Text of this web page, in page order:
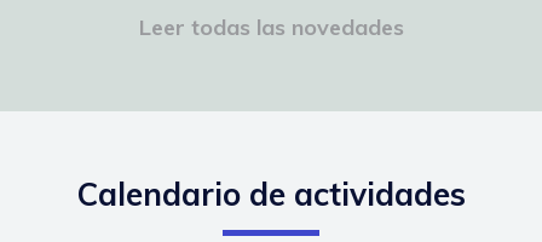
Leer todas las novedades
Calendario de actividades